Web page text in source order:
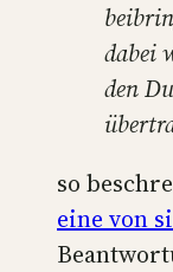
dabei
den
so
eine von